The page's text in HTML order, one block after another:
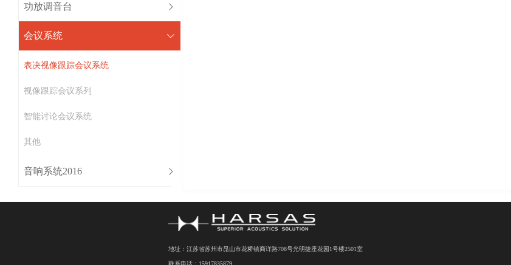
功放调音台
会议系统
表决视像跟踪会议系统
视像跟踪会议系列
智能讨论会议系统
其他
音响系统2016
地址：江苏省苏州市昆山市花桥镇商详路708号光明捷座花园1号楼2501室
联系电话：15917835879